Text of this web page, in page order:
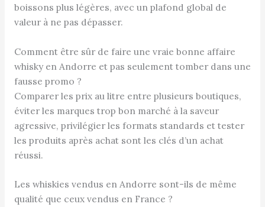
boissons plus légères, avec un plafond global de
valeur à ne pas dépasser.
Comment être sûr de faire une vraie bonne affaire
whisky en Andorre et pas seulement tomber dans une
fausse promo ?
Comparer les prix au litre entre plusieurs boutiques,
éviter les marques trop bon marché à la saveur
agressive, privilégier les formats standards et tester
les produits après achat sont les clés d’un achat
réussi.
Les whiskies vendus en Andorre sont-ils de même
qualité que ceux vendus en France ?